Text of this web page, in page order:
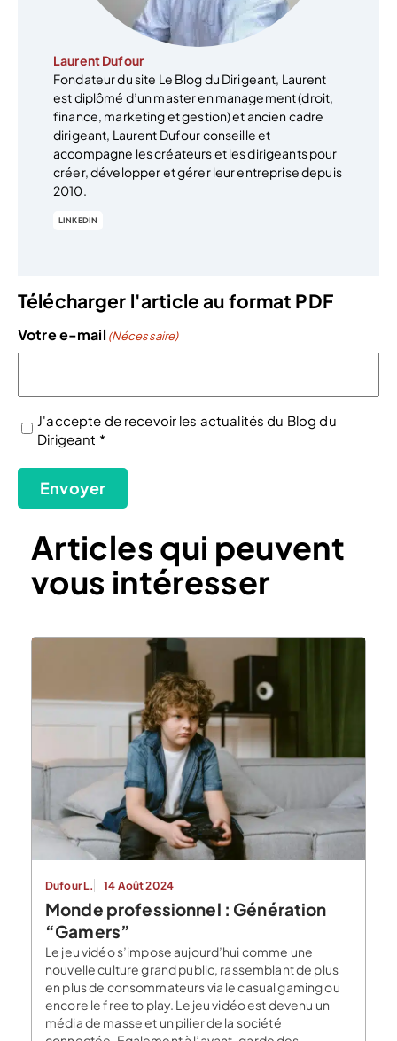
Laurent Dufour
Fondateur du site Le Blog du Dirigeant, Laurent
est diplômé d’un master en management (droit,
finance, marketing et gestion) et ancien cadre
dirigeant, Laurent Dufour conseille et
accompagne les créateurs et les dirigeants pour
créer, développer et gérer leur entreprise depuis
2010.
LINKEDIN
Télécharger l'article au format PDF
Votre e-mail (Nécessaire)
(Nécessaire)
J'accepte de recevoir les actualités du Blog du
Dirigeant *
Envoyer
Articles qui peuvent
vous intéresser
Dufour L. 14 Août 2024
Monde professionnel : Génération
“Gamers”
Le jeu vidéo s’impose aujourd’hui comme une
nouvelle culture grand public, rassemblant de plus
en plus de consommateurs via le casual gaming ou
encore le free to play. Le jeu vidéo est devenu un
média de masse et un pilier de la société